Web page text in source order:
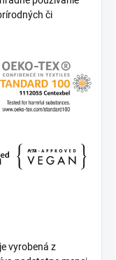
či
vyrobená z